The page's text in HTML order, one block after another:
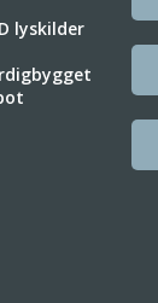
lyskilder